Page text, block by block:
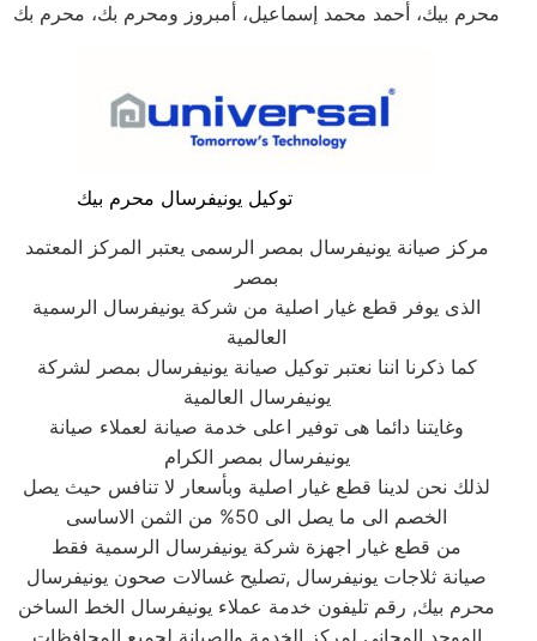
محرم بيك، أحمد محمد إسماعيل، أمبروز ومحرم بك، محرم بك
توكيل يونيفرسال محرم بيك
مركز صيانة يونيفرسال بمصر الرسمى يعتبر المركز المعتمد
بمصر
الذى يوفر قطع غيار اصلية من شركة يونيفرسال الرسمية
العالمية
كما ذكرنا اننا نعتبر توكيل صيانة يونيفرسال بمصر لشركة
يونيفرسال العالمية
وغايتنا دائما هى توفير اعلى خدمة صيانة لعملاء صيانة
يونيفرسال بمصر الكرام
لذلك نحن لدينا قطع غيار اصلية وبأسعار لا تنافس حيث يصل
الخصم الى ما يصل الى 50% من الثمن الاساسى
من قطع غيار اجهزة شركة يونيفرسال الرسمية فقط
صيانة ثلاجات يونيفرسال ,تصليح غسالات صحون يونيفرسال
محرم بيك, رقم تليفون خدمة عملاء يونيفرسال الخط الساخن
الموحد المجاني لمركز الخدمة والصيانة لجميع المحافظات